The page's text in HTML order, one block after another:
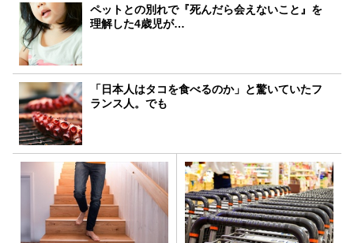
ペットとの別れで『死んだら会えないこと』を
理解した4歳児が…
「日本人はタコを食べるのか」と驚いていたフ
ランス人。でも